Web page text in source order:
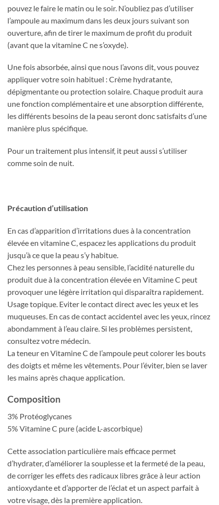
pouvez le faire le matin ou le soir. N’oubliez pas d’utiliser
l’ampoule au maximum dans les deux jours suivant son
ouverture, afin de tirer le maximum de profit du produit
(avant que la vitamine C ne s’oxyde).
Une fois absorbée, ainsi que nous l’avons dit, vous pouvez
appliquer votre soin habituel : Crème hydratante,
dépigmentante ou protection solaire. Chaque produit aura
une fonction complémentaire et une absorption différente,
les différents besoins de la peau seront donc satisfaits d’une
manière plus spécifique.
Pour un traitement plus intensif, it peut aussi s’utiliser
comme soin de nuit.
Précaution d’utilisation
En cas d’apparition d’irritations dues à la concentration
élevée en vitamine C, espacez les applications du produit
jusqu’à ce que la peau s’y habitue.
Chez les personnes à peau sensible, l’acidité naturelle du
produit due à la concentration élevée en Vitamine C peut
provoquer une légère irritation qui disparaîtra rapidement.
Usage topique. Eviter le contact direct avec les yeux et les
muqueuses. En cas de contact accidentel avec les yeux, rincez
abondamment à l’eau claire. Si les problèmes persistent,
consultez votre médecin.
La teneur en Vitamine C de l’ampoule peut colorer les bouts
des doigts et même les vêtements. Pour l’éviter, bien se laver
les mains après chaque application.
Composition
3% Protéoglycanes
5% Vitamine C pure (acide L-ascorbique)
Cette association particulière mais efficace permet
d’hydrater, d’améliorer la souplesse et la fermeté de la peau,
de corriger les effets des radicaux libres grâce à leur action
antioxydante et d’apporter de l’éclat et un aspect parfait à
votre visage, dès la première application.